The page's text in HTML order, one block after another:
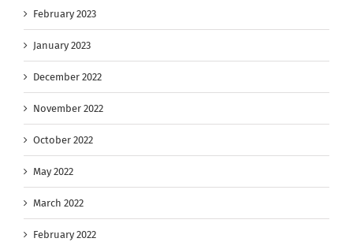
February 2023
January 2023
December 2022
November 2022
October 2022
May 2022
March 2022
February 2022